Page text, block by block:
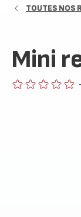
TOUTES NOS
Mini